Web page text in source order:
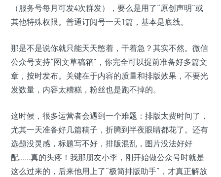
（服务号每月可发4次群发），要么是用了“原创声明”或
其他特殊权限。普通订阅号一天1篇，基本是底线。
那是不是说你就只能天天憋着，干着急？其实不然。微信
公众号支持“图文草稿箱”，你完全可以提前准备好多篇文
章，按时发布。关键在于内容的质量和排版效果，不要光
发数量，内容太糟糕，粉丝也是跑不掉的。
这时候，很多运营者会遇到一个难题：排版太费时间了，
尤其一天准备好几篇稿子，折腾到半夜眼睛都花了。还有
选题没灵感，标题写不好，排版混乱，图片没法好好
配……真的头疼！我那朋友小李，刚开始做公众号时就是
这么过来的，后来他用上了“极简排版助手”，才真正解放